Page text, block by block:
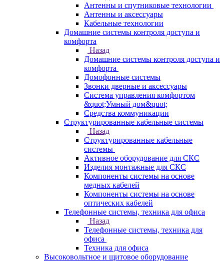
Антенны и спутниковые технологии
Антенны и аксессуары
Кабельные технологии
Домашние системы контроля доступа и
комфорта
Назад
Домашние системы контроля доступа и
комфорта
Домофонные системы
Звонки дверные и аксессуары
Система управления комфортом
&quot;Умный дом&quot;
Средства коммуникации
Структурированные кабельные системы
Назад
Структурированные кабельные
системы
Активное оборудование для СКС
Изделия монтажные для СКС
Компоненты системы на основе
медных кабелей
Компоненты системы на основе
оптических кабелей
Телефонные системы, техника для офиса
Назад
Телефонные системы, техника для
офиса
Техника для офиса
Высоковольтное и щитовое оборудование